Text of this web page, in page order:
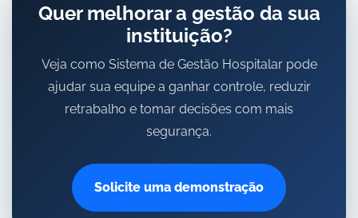
Quer melhorar a gestão da sua
instituição?
Veja como Sistema de Gestão Hospitalar pode
ajudar sua equipe a ganhar controle, reduzir
retrabalho e tomar decisões com mais
segurança.
Solicite uma demonstração